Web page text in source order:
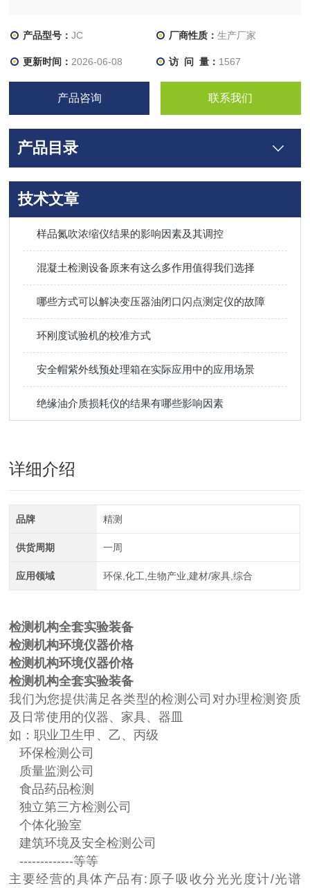
产品型号：JC 厂商性质： 生产厂家
更新时间： 2026-06-08 访 问 量： 1567
产品咨询 联系我们
产品目录
技术文章
样品氮吹浓缩仪结果的影响因素及其调控
混凝土检测设备原来有这么多作用值得我们选择
哪些方式可以解决变压器油闭口闪点测定仪的故障
环刚度试验机的校准方式
安全帽紫外线预处理箱在实际应用中的应用场景
绝缘油介质损耗仪的结果有哪些影响因素
详细介绍
品牌 精测
供货周期 一周
应用领域 环保,化工,生物产业,建材/家具,综合
检测机构全套实验装备
检测机构环境仪器价格
检测机构环境仪器价格
检测机构全套实验装备
我们为您提供满足各类型的检测公司对办理检测资质
及日常使用的仪器、家具、器皿
如：职业卫生甲、乙、丙级
环保检测公司
质量监测公司
食品药品检测
独立第三方检测公司
个体化验室
建筑环境及安全检测公司
-------------等等
主要经营的具体产品有:原子吸收分光光度计/光谱